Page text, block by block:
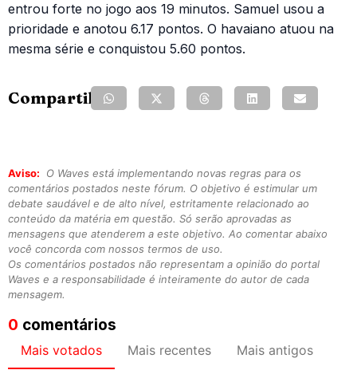
entrou forte no jogo aos 19 minutos. Samuel usou a
prioridade e anotou 6.17 pontos. O havaiano atuou na
mesma série e conquistou 5.60 pontos.
Compartilhe:
Aviso:
O Waves está implementando novas regras para os
comentários postados neste fórum. O objetivo é estimular um
debate saudável e de alto nível, estritamente relacionado ao
conteúdo da matéria em questão. Só serão aprovadas as
mensagens que atenderem a este objetivo. Ao comentar abaixo
você concorda com nossos termos de uso.
Os comentários postados não representam a opinião do portal
Waves e a responsabilidade é inteiramente do autor de cada
mensagem.
0 comentários
Mais votados Mais recentes Mais antigos